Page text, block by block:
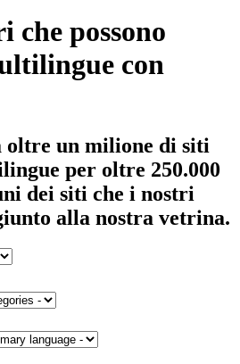
che possono
con
un milione di siti
per oltre 250.000
dei siti che i nostri
alla nostra vetrina.